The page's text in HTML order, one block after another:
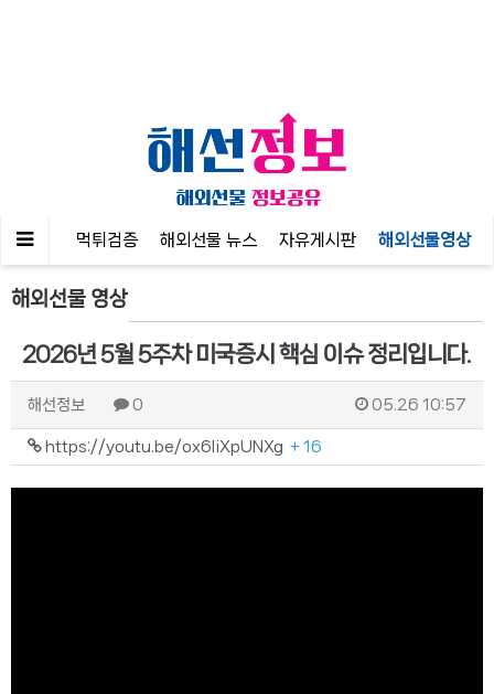
지사항 먹튀검증 해외선물 뉴스 자유게시판 해외선물영상
해외선물 영상
2026년 5월 5주차 미국증시 핵심 이슈 정리입니다.
해선정보 0 05.26 10:57
https://youtu.be/ox6IiXpUNXg + 16